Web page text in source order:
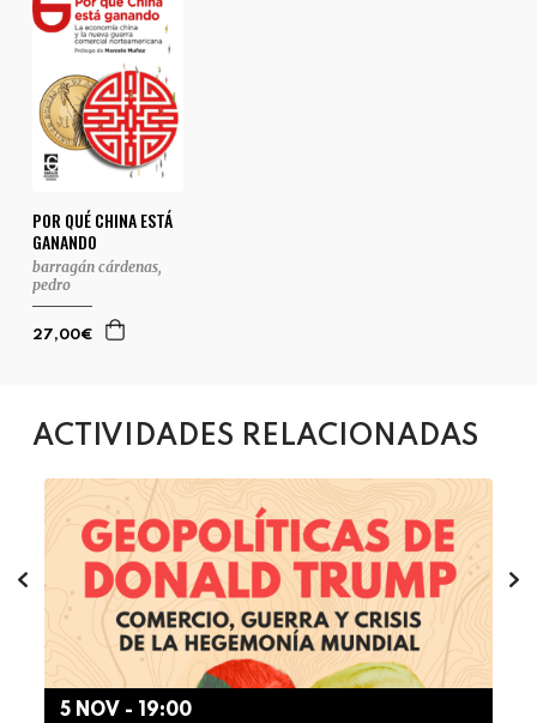
POR QUÉ CHINA ESTÁ
GANANDO
barragán cárdenas,
pedro
27,00€
ACTIVIDADES RELACIONADAS
5 NOV - 19:00